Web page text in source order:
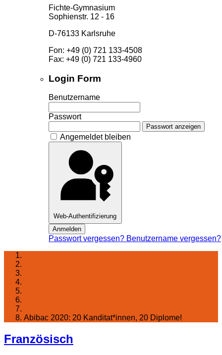
Fichte-Gymnasium
Sophienstr. 12 - 16
D-76133 Karlsruhe
Fon: +49 (0) 721 133-4508
Fax: +49 (0) 721 133-4960
Login Form
Benutzername
Passwort
Passwort anzeigen
Angemeldet bleiben
Web-Authentifizierung
Anmelden
Passwort vergessen? Benutzername vergessen?
Abibac 2020: 20 Kanditat*innen, 20 Diplome!
Französisch